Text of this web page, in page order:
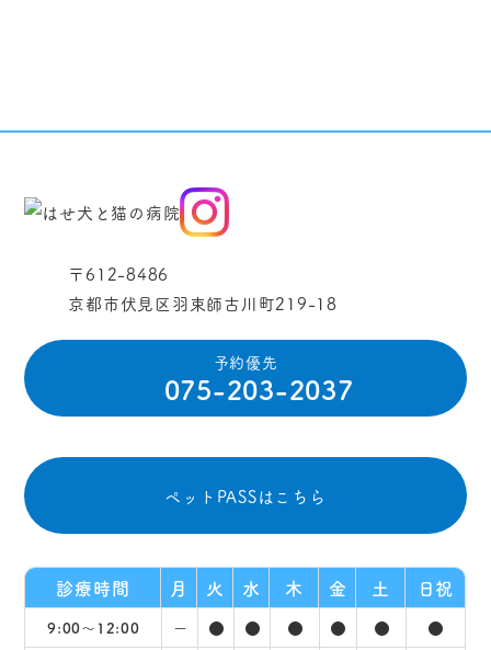
〒612-8486
京都市伏見区羽束師古川町219-18
予約優先
075-203-2037
ペットPASSはこちら
診療時間 月 火 水 木 金 土 日祝
9:00〜12:00 − ● ● ● ● ● ●